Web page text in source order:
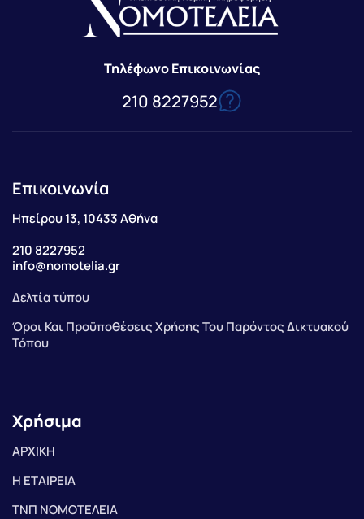
Τηλέφωνο Επικοινωνίας
210 8227952
Επικοινωνία
Ηπείρου 13, 10433 Αθήνα
210 8227952
info@nomotelia.gr
Δελτία τύπου
Όροι Και Προϋποθέσεις Χρήσης Του Παρόντος Δικτυακού
Τόπου
Χρήσιμα
ΑΡΧΙΚΗ
Η ΕΤΑΙΡΕΙΑ
ΤΝΠ ΝΟΜΟΤΕΛΕΙΑ